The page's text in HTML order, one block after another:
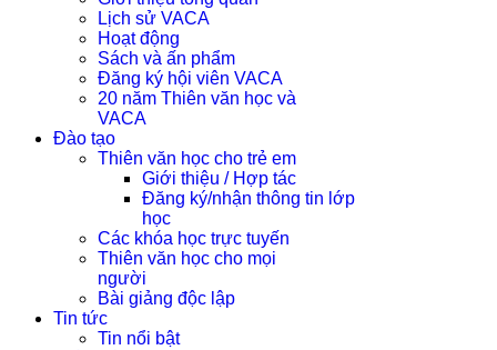
Lịch sử VACA
Hoạt động
Sách và ấn phẩm
Đăng ký hội viên VACA
20 năm Thiên văn học và
VACA
Đào tạo
Thiên văn học cho trẻ em
Giới thiệu / Hợp tác
Đăng ký/nhận thông tin lớp
học
Các khóa học trực tuyến
Thiên văn học cho mọi
người
Bài giảng độc lập
Tin tức
Tin nổi bật